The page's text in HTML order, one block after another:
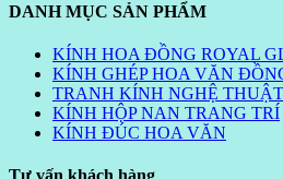
DANH MỤC SẢN PHẨM
KÍNH HOA ĐỒNG ROYAL
KÍNH GHÉP HOA VĂN
TRANH KÍNH NGHỆ
KÍNH HỘP NAN TRANG TRÍ
KÍNH ĐÚC HOA VĂN